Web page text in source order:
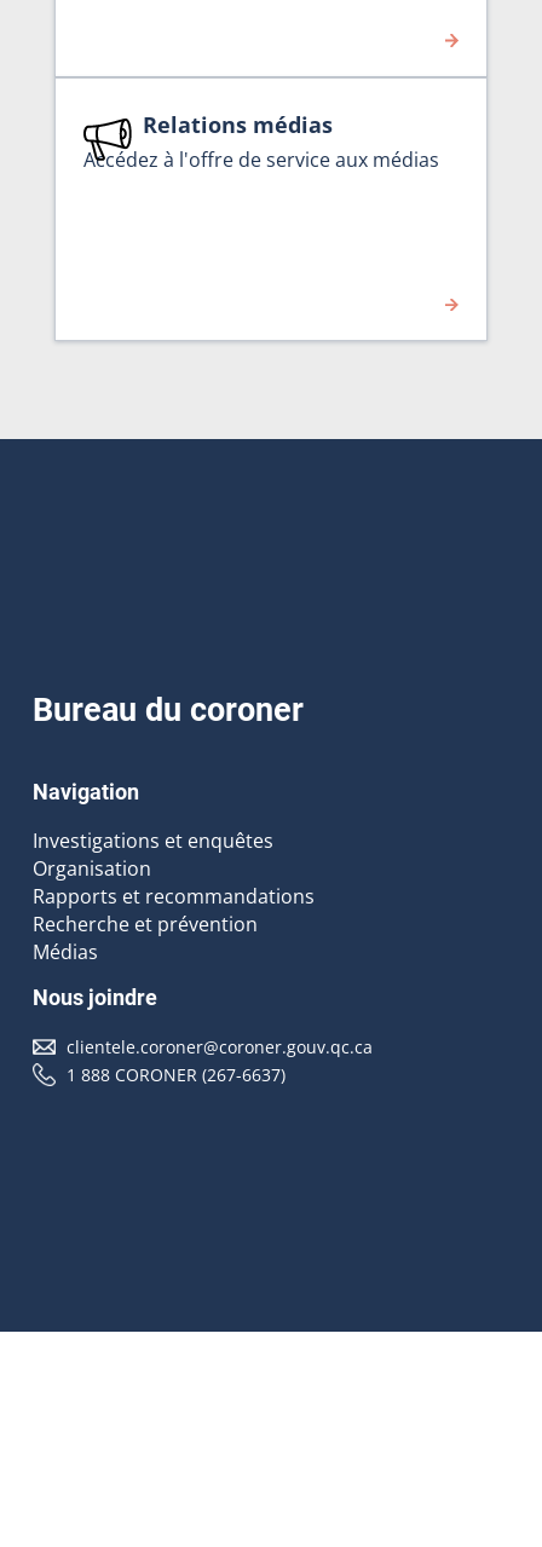
Relations médias
Accédez à l'offre de service aux médias
Bureau du coroner
Navigation
Investigations et enquêtes
Organisation
Rapports et recommandations
Recherche et prévention
Médias
Nous joindre
clientele.coroner@coroner.gouv.qc.ca
1 888 CORONER (267-6637)